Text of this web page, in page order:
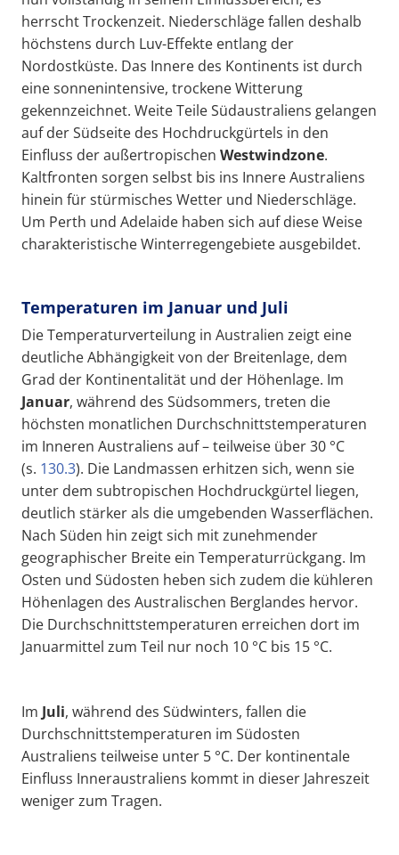
herrscht Trockenzeit. Niederschläge fallen deshalb
höchstens durch Luv-Effekte entlang der
Nordostküste. Das Innere des Kontinents ist durch
eine sonnenintensive, trockene Witterung
gekennzeichnet. Weite Teile Südaustraliens gelangen
auf der Südseite des Hochdruckgürtels in den
Einfluss der außertropischen Westwindzone.
Kaltfronten sorgen selbst bis ins Innere Australiens
hinein für stürmisches Wetter und Niederschläge.
Um Perth und Adelaide haben sich auf diese Weise
charakteristische Winterregengebiete ausgebildet.
Temperaturen im Januar und Juli
Die Temperaturverteilung in Australien zeigt eine
deutliche Abhängigkeit von der Breitenlage, dem
Grad der Kontinentalität und der Höhenlage. Im
Januar, während des Südsommers, treten die
höchsten monatlichen Durchschnittstemperaturen
im Inneren Australiens auf – teilweise über 30 °C
(s. 130.3). Die Landmassen erhitzen sich, wenn sie
unter dem subtropischen Hochdruckgürtel liegen,
deutlich stärker als die umgebenden Wasserflächen.
Nach Süden hin zeigt sich mit zunehmender
geographischer Breite ein Temperaturrückgang. Im
Osten und Südosten heben sich zudem die kühleren
Höhenlagen des Australischen Berglandes hervor.
Die Durchschnittstemperaturen erreichen dort im
Januarmittel zum Teil nur noch 10 °C bis 15 °C.
Im Juli, während des Südwinters, fallen die
Durchschnittstemperaturen im Südosten
Australiens teilweise unter 5 °C. Der kontinentale
Einfluss Inneraustraliens kommt in dieser Jahreszeit
weniger zum Tragen.